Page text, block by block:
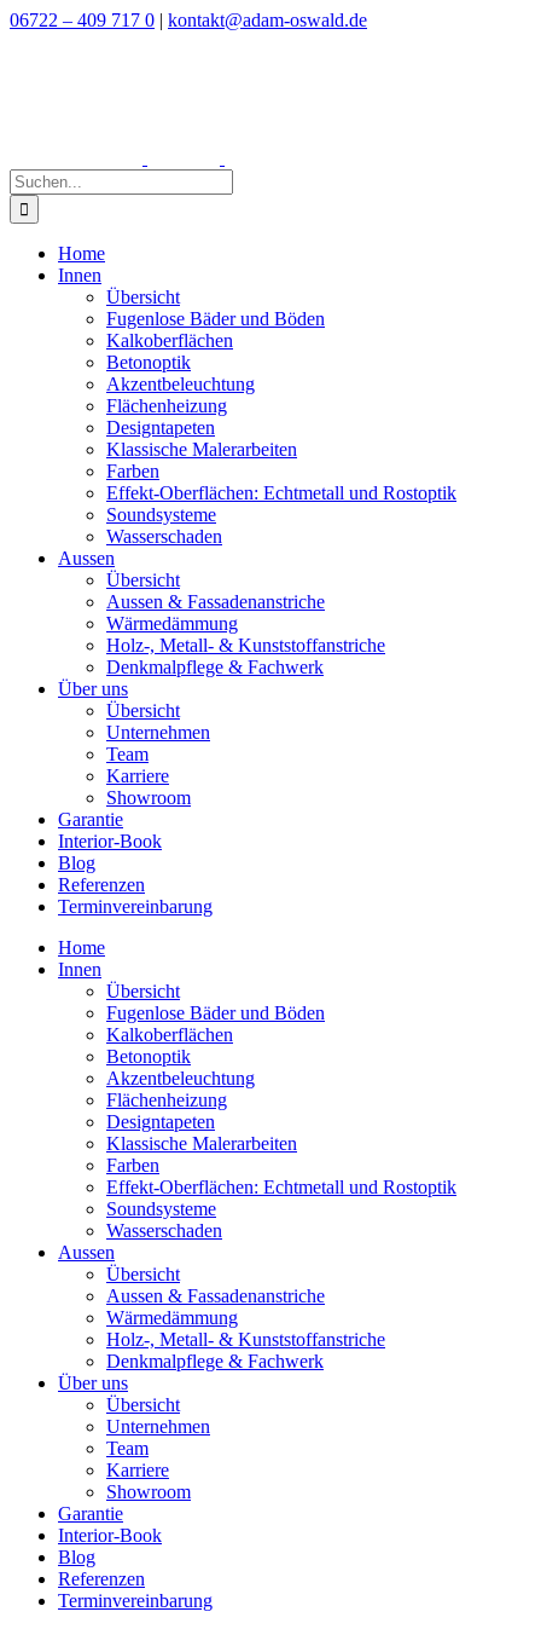
Zum
06722 – 409 717 0 | kontakt@adam-oswald.de
Suche
nach:
Home
Innen
Übersicht
Fugenlose Bäder und Böden
Kalkoberflächen
Betonoptik
Akzentbeleuchtung
Flächenheizung
Designtapeten
Klassische Malerarbeiten
Farben
Effekt-Oberflächen: Echtmetall und Rostoptik
Soundsysteme
Wasserschaden
Aussen
Übersicht
Aussen & Fassadenanstriche
Wärmedämmung
Holz-, Metall- & Kunststoffanstriche
Denkmalpflege & Fachwerk
Über uns
Übersicht
Unternehmen
Team
Karriere
Showroom
Garantie
Interior-Book
Blog
Referenzen
Terminvereinbarung
Home
Innen
Übersicht
Fugenlose Bäder und Böden
Kalkoberflächen
Betonoptik
Akzentbeleuchtung
Flächenheizung
Designtapeten
Klassische Malerarbeiten
Farben
Effekt-Oberflächen: Echtmetall und Rostoptik
Soundsysteme
Wasserschaden
Aussen
Übersicht
Aussen & Fassadenanstriche
Wärmedämmung
Holz-, Metall- & Kunststoffanstriche
Denkmalpflege & Fachwerk
Über uns
Übersicht
Unternehmen
Team
Karriere
Showroom
Garantie
Interior-Book
Blog
Referenzen
Terminvereinbarung